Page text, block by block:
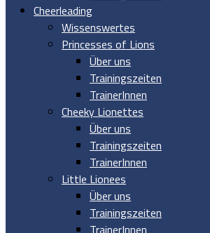
Cheerleading
Wissenswertes
Princesses of Lions
Über uns
Trainingszeiten
TrainerInnen
Cheeky Lionettes
Über uns
Trainingszeiten
TrainerInnen
Little Lionees
Über uns
Trainingszeiten
TrainerInnen